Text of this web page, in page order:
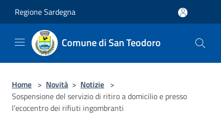
Regione Sardegna
Comune di San Teodoro
Home > Novità > Notizie >
Sospensione del servizio di ritiro a domicilio e presso
l’ecocentro dei rifiuti ingombranti